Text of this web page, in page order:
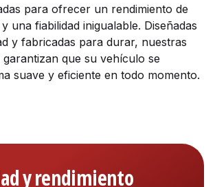
para ofrecer un rendimiento de
una fiabilidad inigualable. Diseñadas
y fabricadas para durar, nuestras
que su vehículo se
suave y eficiente en todo momento.
y rendimiento